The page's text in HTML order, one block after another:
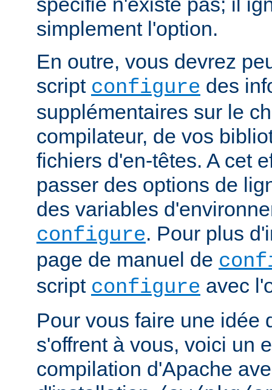
simplement l'option.
En outre, vous devrez
script configure des
supplémentaires sur le
compilateur, de vos
fichiers d'en-têtes. A cet
passer des options de
des variables
configure. Pour plus
page de manuel de
script configure avec
Pour vous faire une idée
s'offrent à vous, voici un
compilation d'Apache